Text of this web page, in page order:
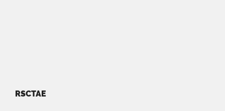
RSCTAE